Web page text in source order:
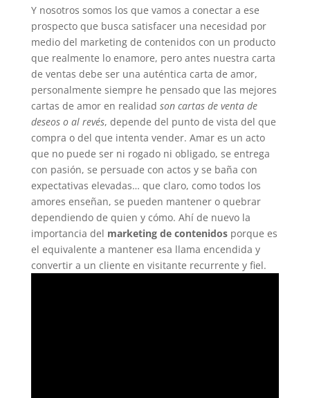
Y nosotros somos los que vamos a conectar a ese
prospecto que busca satisfacer una necesidad por
medio del marketing de contenidos con un producto
que realmente lo enamore, pero antes nuestra carta
de ventas debe ser una auténtica carta de amor,
personalmente siempre he pensado que las mejores
cartas de amor en realidad son cartas de venta de
deseos o al revés, depende del punto de vista del que
compra o del que intenta vender. Amar es un acto
que no puede ser ni rogado ni obligado, se entrega
con pasión, se persuade con actos y se baña con
expectativas elevadas… que claro, como todos los
amores enseñan, se pueden mantener o quebrar
dependiendo de quien y cómo. Ahí de nuevo la
importancia del marketing de contenidosporque es
el equivalente a mantener esa llama encendida y
convertir a un cliente en visitante recurrente y fiel.